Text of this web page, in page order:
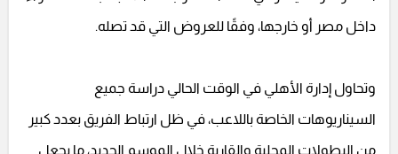
داخل مصر أو خارجها، وفقًا للعروض التي قد تصله.
وتحاول إدارة الأهلي في الوقت الحالي دراسة جميع
السيناريوهات الخاصة باللاعب، في ظل ارتباط الفريق بعدد كبير
من البطولات المحلية والقارية خلال الموسم الجديد، ما يجعل